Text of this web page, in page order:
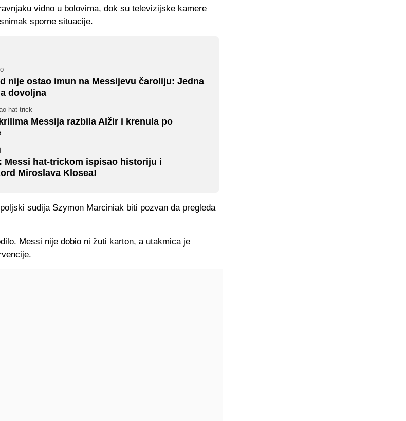
vidno u bolovima, dok su televizijske kamere
sporne situacije.
nije ostao imun na Messijevu čaroliju: Jedna
dovoljna
hat-trick
Messija razbila Alžir i krenula po
Messi hat-trickom ispisao historiju i
Miroslava Klosea!
sudija Szymon Marciniak biti pozvan da pregleda
Messi nije dobio ni žuti karton, a utakmica je